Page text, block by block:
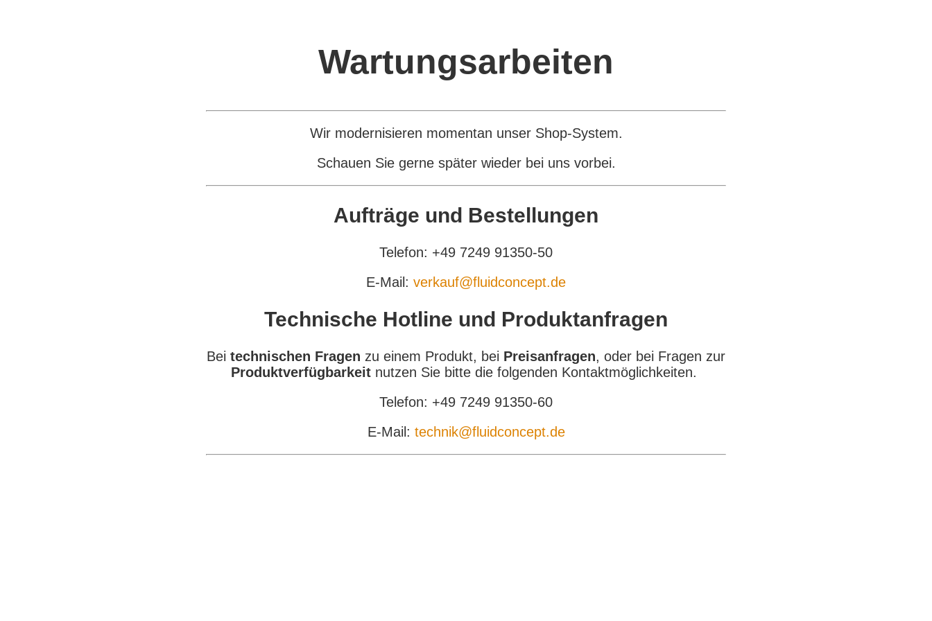
Wartungsarbeiten
Wir modernisieren momentan unser Shop-System.
Schauen Sie gerne später wieder bei uns vorbei.
Aufträge und Bestellungen
Telefon: +49 7249 91350-50
E-Mail: verkauf@fluidconcept.de
Technische Hotline und Produktanfragen
Bei technischen Fragen zu einem Produkt, bei Preisanfragen, oder bei Fragen zur
Produktverfügbarkeit nutzen Sie bitte die folgenden Kontaktmöglichkeiten.
Telefon: +49 7249 91350-60
E-Mail: technik@fluidconcept.de